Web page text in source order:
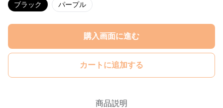
ブラック パープル
購入画面に進む
カートに追加する
商品説明